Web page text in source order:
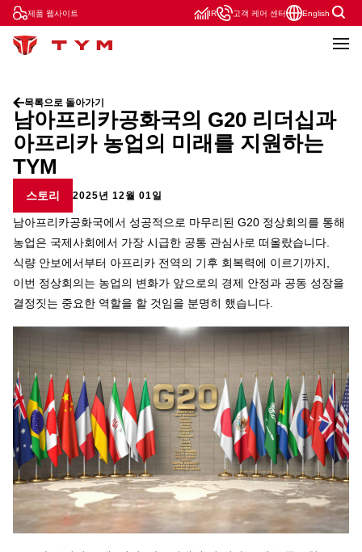
제품 웹사이트 IR 고객 케어 센터 English
목록으로 돌아가기
남아프리카공화국의 G20 리더십과
아프리카 농업의 미래를 지원하는
TYM
스토리 2025년 12월 01일
남아프리카공화국에서 성공적으로 마무리된 G20 정상회의를 통해
농업은 국제사회에서 가장 시급한 공통 관심사로 떠올랐습니다.
식량 안보에서부터 아프리카 전역의 기후 회복력에 이르기까지,
이번 정상회의는 농업의 변화가 앞으로의 경제 안정과 공동 성장을
결정짓는 중요한 역할을 할 것임을 분명히 했습니다.